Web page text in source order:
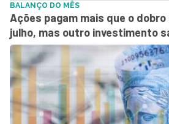
BALANÇO DO MÊS
Ações pagam mais que o
julho, mas outro investimento